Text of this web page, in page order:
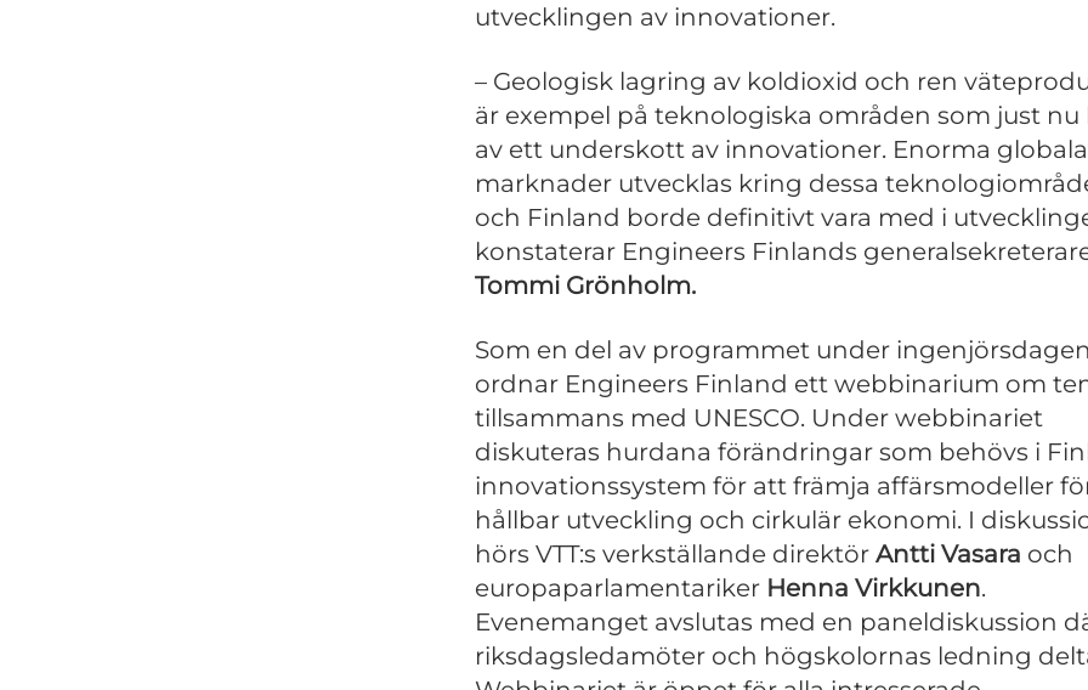
utvecklingen av innovationer.
– Geologisk lagring av koldioxid och ren
är exempel på teknologiska områden som just nu
av ett underskott av innovationer. Enorma globala
marknader utvecklas kring dessa
och Finland borde definitivt vara med i
konstaterar Engineers Finlands
Tommi Grönholm.
Som en del av programmet under ingenjörsdagen
ordnar Engineers Finland ett webbinarium om
tillsammans med UNESCO. Under webbinariet
diskuteras hurdana förändringar som behövs i
innovationssystem för att främja affärsmodeller
hållbar utveckling och cirkulär ekonomi. I
hörs VTT:s verkställande direktör Antti Vasara och
europaparlamentariker Henna Virkkunen.
Evenemanget avslutas med en paneldiskussion
riksdagsledamöter och högskolornas ledning